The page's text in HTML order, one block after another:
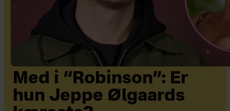
Med i “Robinson”: Er
hun Jeppe Ølgaards